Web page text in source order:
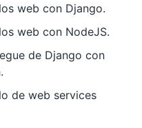
web con Django.
web con NodeJS.
de Django con
de web services